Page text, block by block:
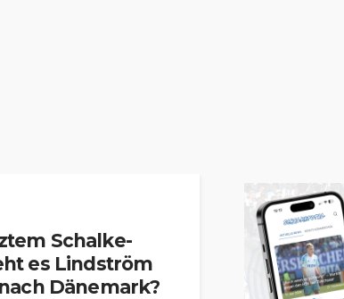
Schalke-
es Lindström
Dänemark?